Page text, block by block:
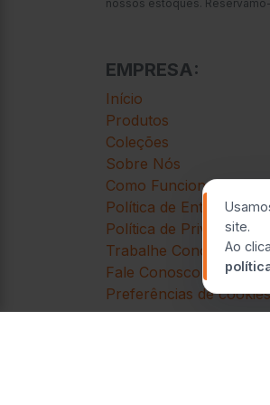
nossos estoques.
EMPRESA:
Início
Produtos
Coleções
Sobre Nós
Como Funciona
Política de Entrega
Política de Privacidade
Trabalhe Conosco
Fale Conosco
Preferências de cookies
site.
Ao